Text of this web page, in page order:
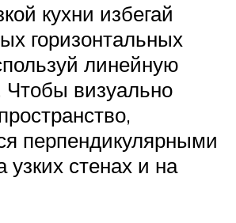
кухни избегай
горизонтальных
линейную
Чтобы визуально
перпендикулярными
узких стенах и на